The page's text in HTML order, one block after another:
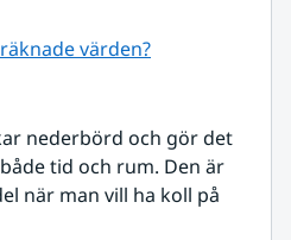
värden?
nederbörd och gör det
tid och rum. Den är
när man vill ha koll på